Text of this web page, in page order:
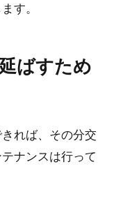
す。
ばすため
れば、その分交
ナンスは行って